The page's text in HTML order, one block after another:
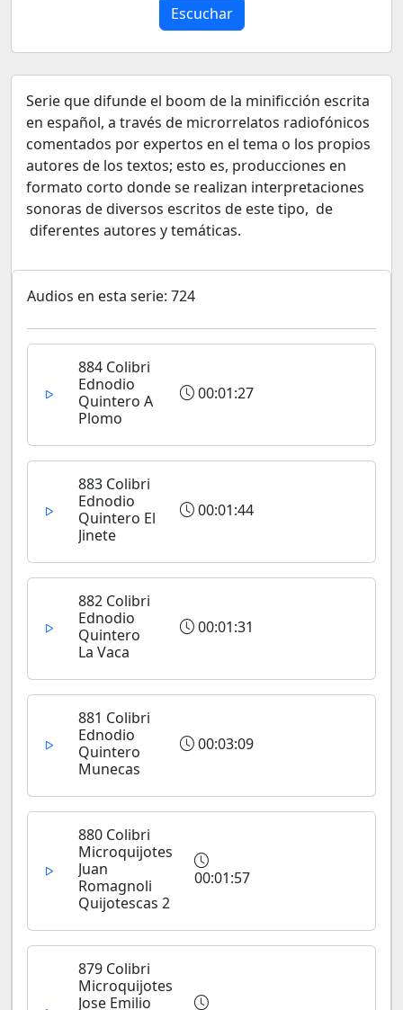
Escuchar
Serie que difunde el boom de la minificción escrita
en español, a través de microrrelatos radiofónicos
comentados por expertos en el tema o los propios
autores de los textos; esto es, producciones en
formato corto donde se realizan interpretaciones
sonoras de diversos escritos de este tipo, de
diferentes autores y temáticas.
Audios en esta serie: 724
884 Colibri
Ednodio
Quintero A
Plomo
00:01:27
883 Colibri
Ednodio
Quintero El
Jinete
00:01:44
882 Colibri
Ednodio
Quintero
La Vaca
00:01:31
881 Colibri
Ednodio
Quintero
Munecas
00:03:09
880 Colibri
Microquijotes
Juan
Romagnoli
Quijotescas 2
00:01:57
879 Colibri
Microquijotes
Jose Emilio